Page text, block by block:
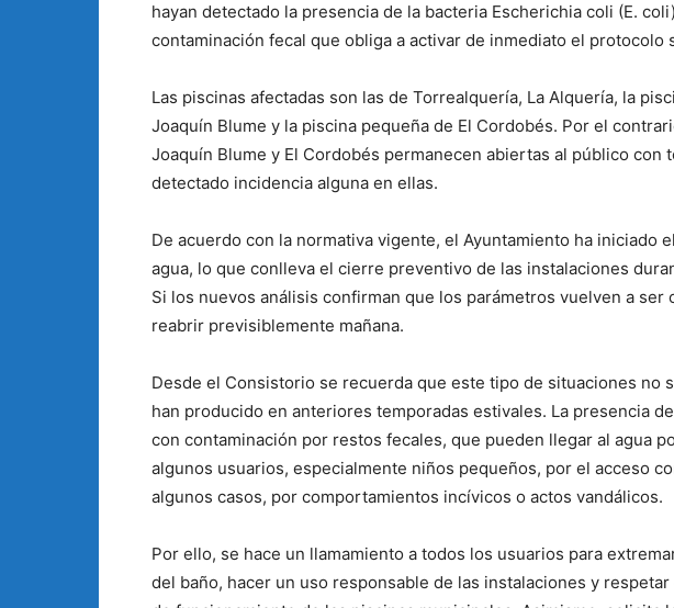
hayan detectado la presencia de la bacteria Escherichia coli (E.
contaminación fecal que obliga a activar de inmediato el protocolo
Las piscinas afectadas son las de Torrealquería, La Alquería, la
Joaquín Blume y la piscina pequeña de El Cordobés. Por el
Joaquín Blume y El Cordobés permanecen abiertas al público con
detectado incidencia alguna en ellas.
De acuerdo con la normativa vigente, el Ayuntamiento ha iniciado
agua, lo que conlleva el cierre preventivo de las instalaciones
Si los nuevos análisis confirman que los parámetros vuelven a ser
reabrir previsiblemente mañana.
Desde el Consistorio se recuerda que este tipo de situaciones no
han producido en anteriores temporadas estivales. La presencia
con contaminación por restos fecales, que pueden llegar al agua
algunos usuarios, especialmente niños pequeños, por el acceso
algunos casos, por comportamientos incívicos o actos vandálicos.
Por ello, se hace un llamamiento a todos los usuarios para
del baño, hacer un uso responsable de las instalaciones y